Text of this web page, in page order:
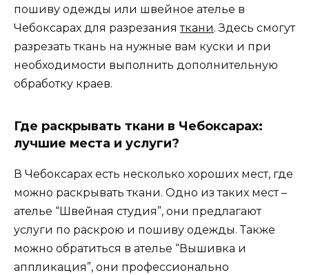
пошиву одежды или швейное ателье в
Чебоксарах для разрезанияткани. Здесь смогут
разрезать ткань на нужные вам куски и при
необходимости выполнить дополнительную
обработку краев.
Где раскрывать ткани в Чебоксарах:
лучшие места и услуги?
В Чебоксарах есть несколько хороших мест, где
можно раскрывать ткани. Одно из таких мест –
ателье “Швейная студия”, они предлагают
услуги по раскрою и пошиву одежды. Также
можно обратиться в ателье “Вышивка и
аппликация”, они профессионально